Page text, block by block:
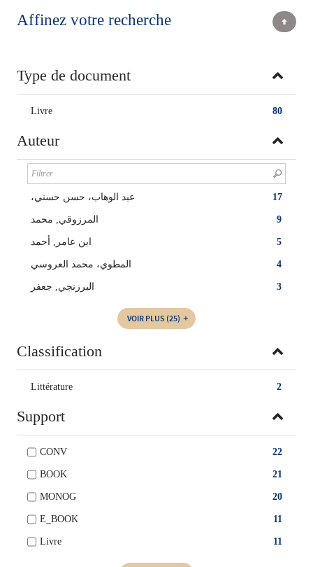
Affinez votre recherche
Type de document
80
Livre
Auteur
17 ،عبد الوهاب، حسن حسني
9 المرزوقي, محمد
5 ابن عامر, أحمد
4 المطوي، محمد العروسي
3 البرزنجي, جعفر
VOIR PLUS (25)
Classification
2
Littérature
Support
22
CONV
21
BOOK
20
MONOG
11
E_BOOK
11
Livre